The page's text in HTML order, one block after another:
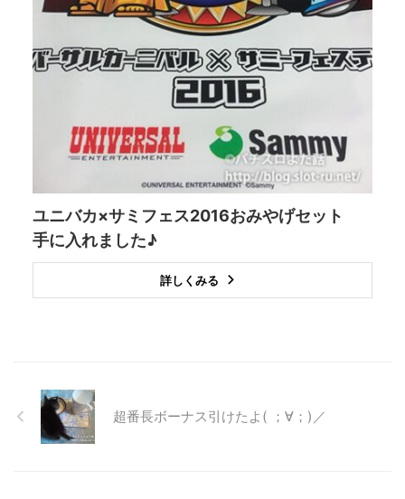
ユニバカ×サミフェス2016おみやげセット
手に入れました♪
詳しくみる
超番長ボーナス引けたよ( ；∀；)／